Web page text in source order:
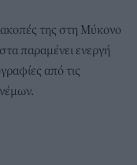
της στη Μύκονο
παραμένει ενεργή
από τις